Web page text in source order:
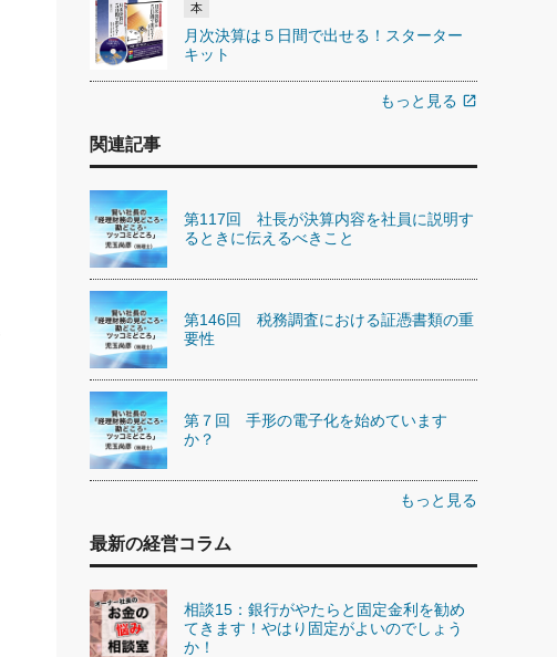
本
月次決算は５日間で出せる！スターター
キット
もっと見る open_in_new
関連記事
第117回 社長が決算内容を社員に説明す
るときに伝えるべきこと
第146回 税務調査における証憑書類の重
要性
第７回 手形の電子化を始めています
か？
もっと見る
最新の経営コラム
相談15：銀行がやたらと固定金利を勧め
てきます！やはり固定がよいのでしょう
か！